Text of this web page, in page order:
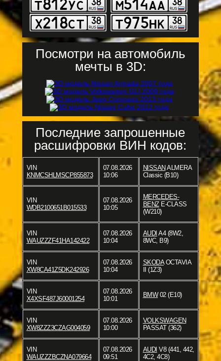
Посмотри на автомобиль
мечты в 3D:
Последние запрошенные
расшифровки ВИН кодов:
VIN
KNMCSHLMSCP855873
07.08.2026
10:06
NISSAN ALMERA
Classic (B10)
VIN
WDB2100651B015533
07.08.2026
10:05
MERCEDES-
BENZE-CLASS
(W210)
VIN
WAUZZZF41HA142422
07.08.2026
10:04
AUDI A4 (8W2,
8WC, B9)
VIN
XW8CA41Z5DK242926
07.08.2026
10:04
SKODAOCTAVIA
II (1Z3)
VIN
X4XSF487J60001254
07.08.2026
10:01
BMW02 (E10)
VIN
XW8ZZZ3CZAG004059
07.08.2026
10:00
VOLKSWAGEN
PASSAT (362)
VIN
WAUZZZBCZNA079664
07.08.2026
09:51
AUDI V8 (441, 442,
4C2, 4C8)